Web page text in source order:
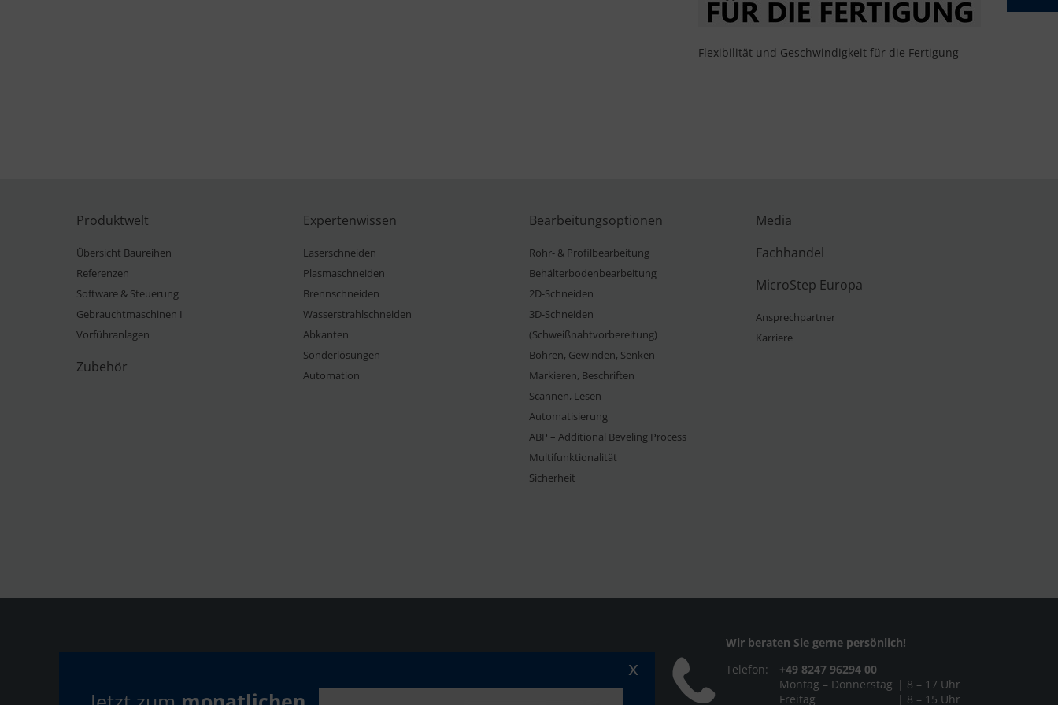
Flexibilität und Geschwindigkeit für die Fertigung
Produktwelt
Übersicht Baureihen
Referenzen
Software & Steuerung
Gebrauchtmaschinen I
Vorführanlagen
Zubehör
Expertenwissen
Laserschneiden
Plasmaschneiden
Brennschneiden
Wasserstrahlschneiden
Abkanten
Sonderlösungen
Automation
Bearbeitungsoptionen
Rohr- & Profilbearbeitung
Behälterbodenbearbeitung
2D-Schneiden
3D-Schneiden
(Schweißnahtvorbereitung)
Bohren, Gewinden, Senken
Markieren, Beschriften
Scannen, Lesen
Automatisierung
ABP – Additional Beveling Process
Multifunktionalität
Sicherheit
Media
Fachhandel
MicroStep Europa
Ansprechpartner
Karriere
Wir beraten Sie gerne persönlich!
Telefon:
+49 8247 96294 00
Montag – Donnerstag | 8 – 17 Uhr
Freitag
| 8 – 15 Uhr
x